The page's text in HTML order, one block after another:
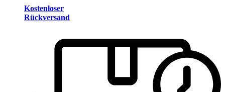
Kostenloser
Rückversand